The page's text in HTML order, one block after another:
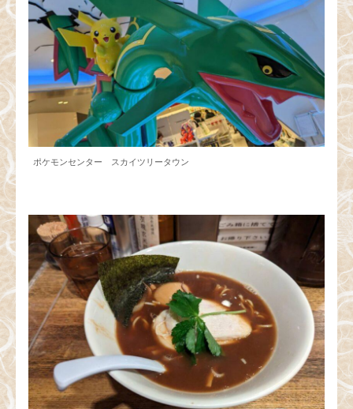
ポケモンセンター スカイツリータウン